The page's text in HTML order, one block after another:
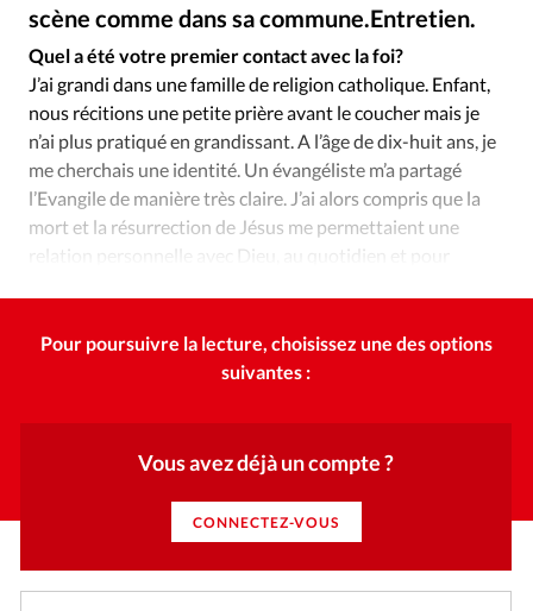
RUBRIQUES
Tous les articles
Actualité chrétienne
Actualité internationale
Chronique
Culture
Dossier
Eglises Foi Génération réveil
Monde
Opinions
Publireportage
Relations Aujourd'hui
Société
Tour du monde des Eglises
Trait d'Ixène
Vécu
Vie Intérieure
scène comme dans sa commune.Entretien.
©DR
Quel a été votre premier contact avec la foi?
J’ai grandi dans une famille de religion catholique. Enfant,
nous récitions une petite prière avant le coucher mais je
n’ai plus pratiqué en grandissant. A l’âge de dix-huit ans, je
me cherchais une identité. Un évangéliste m’a partagé
l’Evangile de manière très claire. J’ai alors compris que la
mort et la résurrection de Jésus me permettaient une
relation personnelle avec Dieu, au quotidien et pour
Pour poursuivre la lecture, choisissez une des options
suivantes :
Vous avez déjà un compte ?
CONNECTEZ-VOUS